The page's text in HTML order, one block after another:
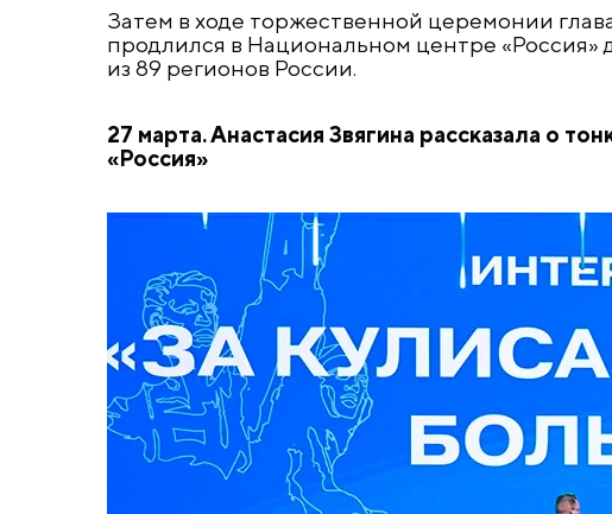
Затем в ходе торжественной церемонии
продлился в Национальном центре «Россия»
из 89 регионов России.
27 марта. Анастасия Звягина рассказала о
«Россия»